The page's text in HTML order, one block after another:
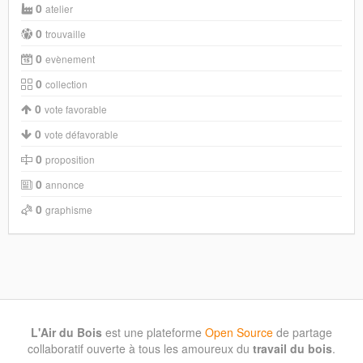
0 atelier
0 trouvaille
0 evènement
0 collection
0 vote favorable
0 vote défavorable
0 proposition
0 annonce
0 graphisme
L'Air du Bois est une plateforme Open Source de partage
collaboratif ouverte à tous les amoureux du travail du bois.